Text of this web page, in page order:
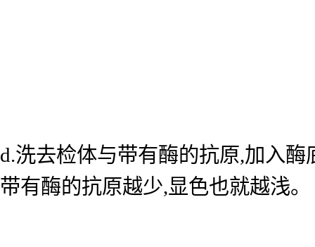
d.洗去检体与带有酶的抗原,加入
带有酶的抗原越少,显色也就越浅。